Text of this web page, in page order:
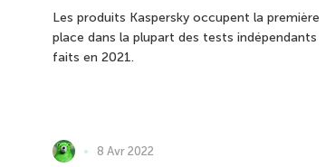
Les produits Kaspersky occupent la première
place dans la plupart des tests indépendants
faits en 2021.
8 Avr 2022